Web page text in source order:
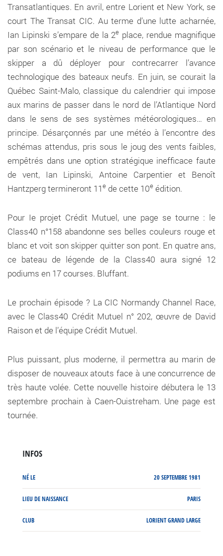
Transatlantiques. En avril, entre Lorient et New York, se
court The Transat CIC. Au terme d’une lutte acharnée,
Ian Lipinski s’empare de la 2e place, rendue magnifique
par son scénario et le niveau de performance que le
skipper a dû déployer pour contrecarrer l’avance
technologique des bateaux neufs. En juin, se courait la
Québec Saint-Malo, classique du calendrier qui impose
aux marins de passer dans le nord de l’Atlantique Nord
dans le sens de ses systèmes météorologiques… en
principe. Désarçonnés par une météo à l’encontre des
schémas attendus, pris sous le joug des vents faibles,
empêtrés dans une option stratégique inefficace faute
de vent, Ian Lipinski, Antoine Carpentier et Benoît
Hantzperg termineront 11e de cette 10e édition.
Pour Ie projet Crédit Mutuel, une page se tourne : le
Class40 n°158 abandonne ses belles couleurs rouge et
blanc et voit son skipper quitter son pont. En quatre ans,
ce bateau de légende de la Class40 aura signé 12
podiums en 17 courses. Bluffant.
Le prochain épisode ? La CIC Normandy Channel Race,
avec le Class40 Crédit Mutuel n° 202, œuvre de David
Raison et de l’équipe Crédit Mutuel.
Plus puissant, plus moderne, il permettra au marin de
disposer de nouveaux atouts face à une concurrence de
très haute volée. Cette nouvelle histoire débutera le 13
septembre prochain à Caen-Ouistreham. Une page est
tournée.
INFOS
NÉ LE 20 SEPTEMBRE 1981
LIEU DE NAISSANCE PARIS
CLUB LORIENT GRAND LARGE